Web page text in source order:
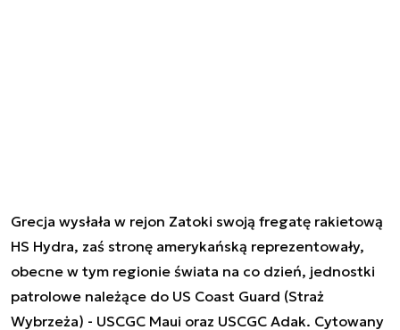
Grecja wysłała w rejon Zatoki swoją fregatę rakietową
HS Hydra, zaś stronę amerykańską reprezentowały,
obecne w tym regionie świata na co dzień, jednostki
patrolowe należące do US Coast Guard (Straż
Wybrzeża) - USCGC Maui oraz USCGC Adak. Cytowany